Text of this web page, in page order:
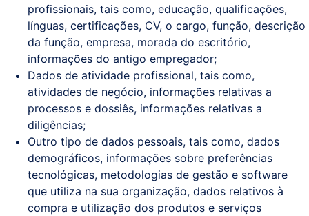
profissionais, tais como, educação, qualificações,
línguas, certificações, CV, o cargo, função, descrição
da função, empresa, morada do escritório,
informações do antigo empregador;
Dados de atividade profissional, tais como,
atividades de negócio, informações relativas a
processos e dossiês, informações relativas a
diligências;
Outro tipo de dados pessoais, tais como, dados
demográficos, informações sobre preferências
tecnológicas, metodologias de gestão e software
que utiliza na sua organização, dados relativos à
compra e utilização dos produtos e serviços